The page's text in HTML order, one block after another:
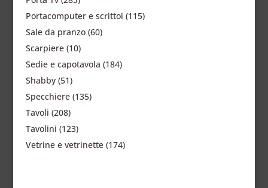
Portacomputer e scrittoi (115)
Sale da pranzo (60)
Scarpiere (10)
Sedie e capotavola (184)
Shabby (51)
Specchiere (135)
Tavoli (208)
Tavolini (123)
Vetrine e vetrinette (174)